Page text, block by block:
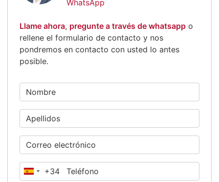
WhatsApp
Llame ahora, pregunte a través de whatsapp o
rellene el formulario de contacto y nos
pondremos en contacto con usted lo antes
posible.
España
+34